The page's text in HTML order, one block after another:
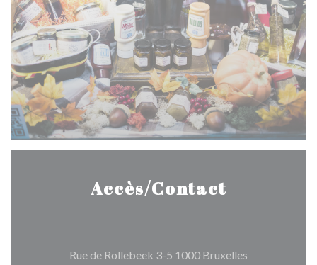
Accès/Contact
Rue de Rollebeek 3-5 1000 Bruxelles